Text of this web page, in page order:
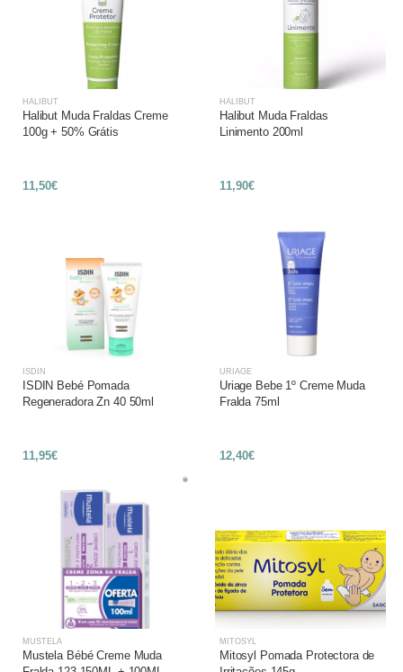
HALIBUT
Halibut Muda Fraldas Creme
100g + 50% Grátis
11,50€
HALIBUT
Halibut Muda Fraldas
Linimento 200ml
11,90€
ISDIN
ISDIN Bebé Pomada
Regeneradora Zn 40 50ml
11,95€
URIAGE
Uriage Bebe 1º Creme Muda
Fralda 75ml
12,40€
MUSTELA
Mustela Bébé Creme Muda
MITOSYL
Mitosyl Pomada Protectora de